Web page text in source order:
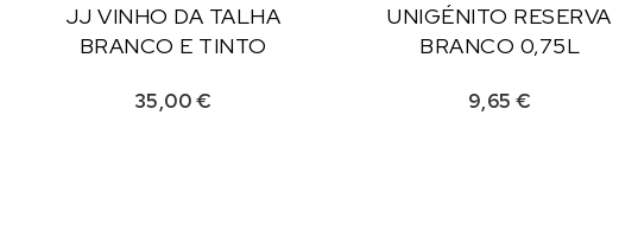
JJ VINHO DA TALHA
BRANCO E TINTO
35,00€
UNIGÉNITO RESERVA
BRANCO 0,75L
9,65€